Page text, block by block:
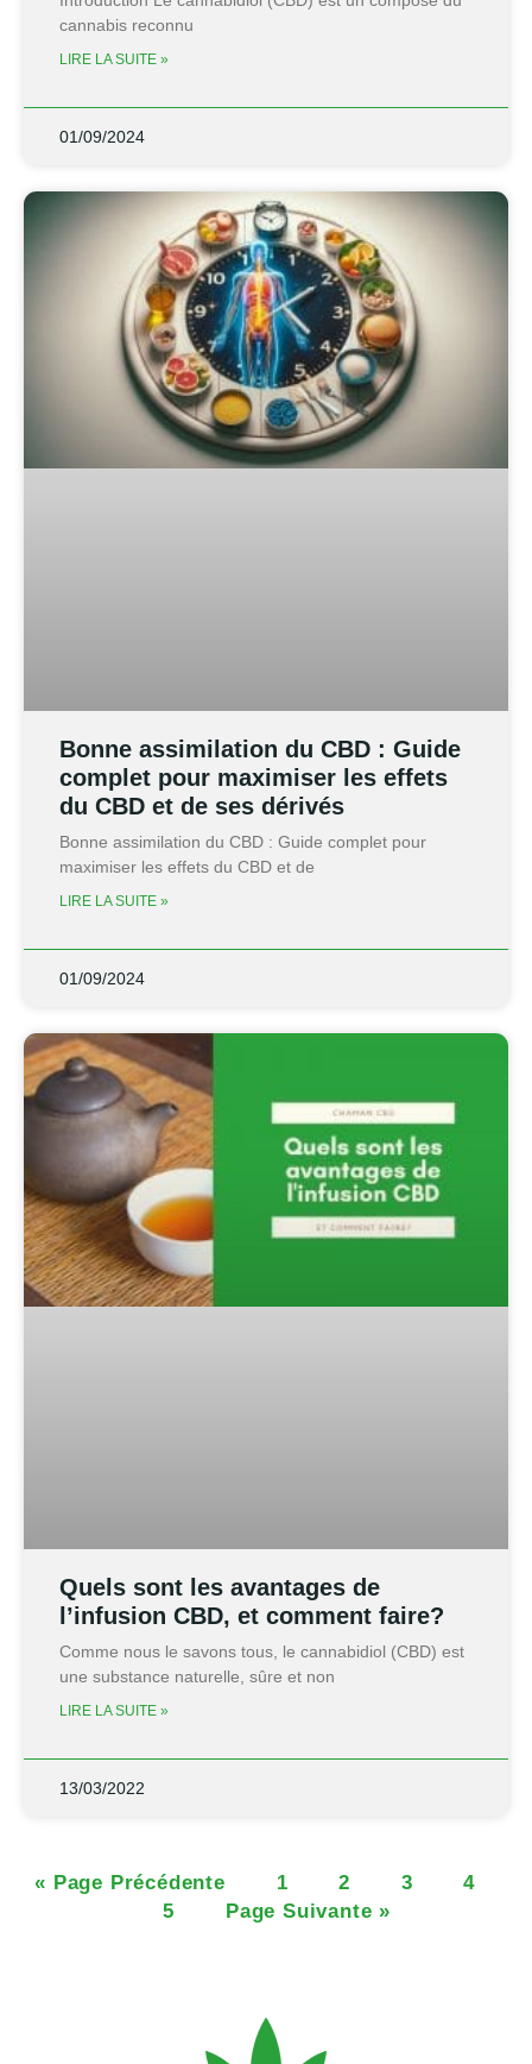
cannabis reconnu
LIRE LA SUITE »
01/09/2024
Bonne assimilation du CBD : Guide
complet pour maximiser les effets
du CBD et de ses dérivés
Bonne assimilation du CBD : Guide complet pour
maximiser les effets du CBD et de
LIRE LA SUITE »
01/09/2024
Quels sont les avantages de
l’infusion CBD, et comment faire?
Comme nous le savons tous, le cannabidiol (CBD) est
une substance naturelle, sûre et non
LIRE LA SUITE »
13/03/2022
« Page Précédente 1 2 3
4
5
Page Suivante »